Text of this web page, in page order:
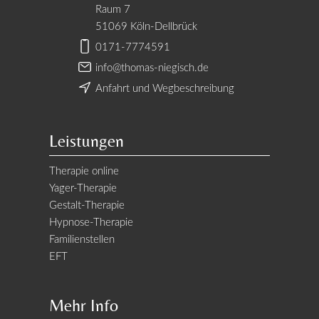
Raum 7
51069 Köln-Dellbrück
0171-7774591
info@thomas-niegisch.de
Anfahrt und Wegbeschreibung
Leistungen
Therapie online
Yager-Therapie
Gestalt-Therapie
Hypnose-Therapie
Familienstellen
EFT
Mehr Info